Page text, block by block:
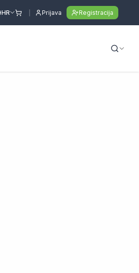
HR Prijava Registracija